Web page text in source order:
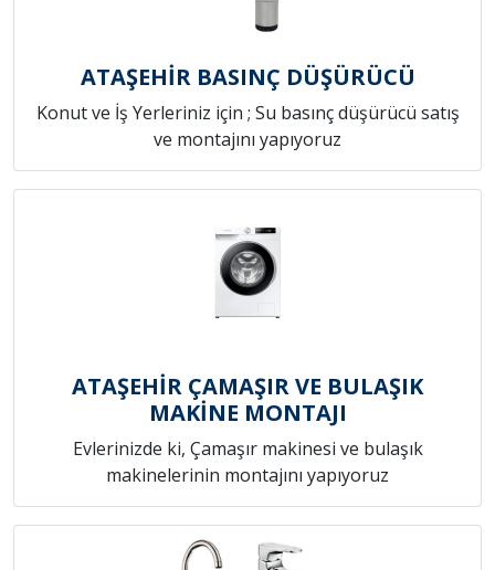
ATAŞEHİR BASINÇ DÜŞÜRÜCÜ
Konut ve İş Yerleriniz için ; Su basınç düşürücü satış
ve montajını yapıyoruz
ATAŞEHİR ÇAMAŞIR VE BULAŞIK
MAKİNE MONTAJI
Evlerinizde ki, Çamaşır makinesi ve bulaşık
makinelerinin montajını yapıyoruz